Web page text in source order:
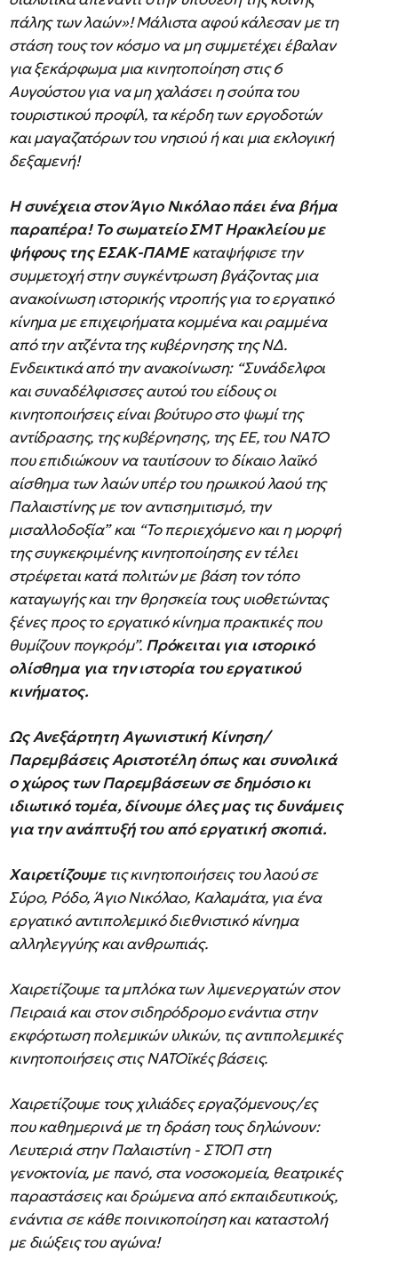
πάλης των λαών»! Μάλιστα αφού κάλεσαν με τη
στάση τους τον κόσμο να μη συμμετέχει έβαλαν
για ξεκάρφωμα μια κινητοποίηση στις 6
Αυγούστου για να μη χαλάσει η σούπα του
τουριστικού προφίλ, τα κέρδη των εργοδοτών
και μαγαζατόρων του νησιού ή και μια εκλογική
δεξαμενή!
Η συνέχεια στον Άγιο Νικόλαο πάει ένα βήμα
παραπέρα! Το σωματείο ΣΜΤ Ηρακλείου με
ψήφους της ΕΣΑΚ-ΠΑΜΕκαταψήφισε την
συμμετοχή στην συγκέντρωση βγάζοντας μια
ανακοίνωση ιστορικής ντροπής για το εργατικό
κίνημα με επιχειρήματα κομμένα και ραμμένα
από την ατζέντα της κυβέρνησης της ΝΔ.
Ενδεικτικά από την ανακοίνωση: “Συνάδελφοι
και συναδέλφισσες αυτού του είδους οι
κινητοποιήσεις είναι βούτυρο στο ψωμί της
αντίδρασης, της κυβέρνησης, της ΕΕ, του ΝΑΤΟ
που επιδιώκουν να ταυτίσουν το δίκαιο λαϊκό
αίσθημα των λαών υπέρ του ηρωικού λαού της
Παλαιστίνης με τον αντισημιτισμό, την
μισαλλοδοξία” και “Το περιεχόμενο και η μορφή
της συγκεκριμένης κινητοποίησης εν τέλει
στρέφεται κατά πολιτών με βάση τον τόπο
καταγωγής και την θρησκεία τους υιοθετώντας
ξένες προς το εργατικό κίνημα πρακτικές που
θυμίζουν πογκρόμ”. Πρόκειται για ιστορικό
ολίσθημα για την ιστορία του εργατικού
κινήματος.
Ως Ανεξάρτητη Αγωνιστική Κίνηση/
Παρεμβάσεις Αριστοτέλη όπως και συνολικά
ο χώρος των Παρεμβάσεων σε δημόσιο κι
ιδιωτικό τομέα, δίνουμε όλες μας τις δυνάμεις
για την ανάπτυξή του από εργατική σκοπιά.
Χαιρετίζουμε τις κινητοποιήσεις του λαού σε
Σύρο, Ρόδο, Άγιο Νικόλαο, Καλαμάτα, για ένα
εργατικό αντιπολεμικό διεθνιστικό κίνημα
αλληλεγγύης και ανθρωπιάς.
Χαιρετίζουμε τα μπλόκα των λιμενεργατών στον
Πειραιά και στον σιδηρόδρομο ενάντια στην
εκφόρτωση πολεμικών υλικών, τις αντιπολεμικές
κινητοποιήσεις στις ΝΑΤΟϊκές βάσεις.
Χαιρετίζουμε τους χιλιάδες εργαζόμενους/ες
που καθημερινά με τη δράση τους δηλώνουν:
Λευτεριά στην Παλαιστίνη - ΣΤΟΠ στη
γενοκτονία, με πανό, στα νοσοκομεία, θεατρικές
παραστάσεις και δρώμενα από εκπαιδευτικούς,
ενάντια σε κάθε ποινικοποίηση και καταστολή
με διώξεις του αγώνα!